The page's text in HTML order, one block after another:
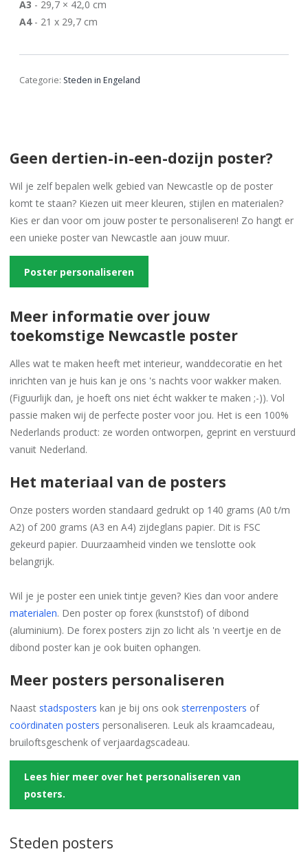
A3 - 29,7 × 42,0 cm
A4- 21 x 29,7 cm
Categorie: Steden in Engeland
Geen dertien-in-een-dozijn poster?
Wil je zelf bepalen welk gebied van Newcastle op de poster
komt te staan? Kiezen uit meer kleuren, stijlen en materialen?
Kies er dan voor om jouw poster te personaliseren! Zo hangt er
een unieke poster van Newcastle aan jouw muur.
Poster personaliseren
Meer informatie over jouw
toekomstige Newcastle poster
Alles wat te maken heeft met interieur, wanddecoratie en het
inrichten van je huis kan je ons 's nachts voor wakker maken.
(Figuurlijk dan, je hoeft ons niet écht wakker te maken ;-)). Vol
passie maken wij de perfecte poster voor jou. Het is een 100%
Nederlands product: ze worden ontworpen, geprint en verstuurd
vanuit Nederland.
Het materiaal van de posters
Onze posters worden standaard gedrukt op 140 grams (A0 t/m
A2) of 200 grams (A3 en A4) zijdeglans papier. Dit is FSC
gekeurd papier. Duurzaamheid vinden we tenslotte ook
belangrijk.
Wil je je poster een uniek tintje geven? Kies dan voor andere
materialen. Den poster op forex (kunststof) of dibond
(aluminium). De forex posters zijn zo licht als 'n veertje en de
dibond poster kan je ook buiten ophangen.
Meer posters personaliseren
Naast stadsposters kan je bij ons ook sterrenposters of
coördinaten posters personaliseren. Leuk als kraamcadeau,
bruiloftsgeschenk of verjaardagscadeau.
Lees hier meer over het personaliseren van
posters.
Steden posters